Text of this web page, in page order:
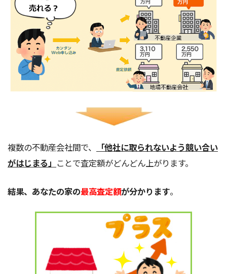
複数の不動産会社間で、
「他社に取られないよう競い合い
がはじまる」 ことで査定額がどんどん上がります。
結果、あなたの家の最高査定額が分かります。